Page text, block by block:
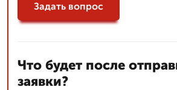
Задать вопрос
Что будет после
заявки?